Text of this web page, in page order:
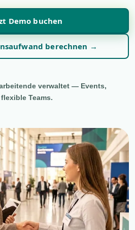
Demo buchen
berechnen →
verwaltet — Events,
Teams.